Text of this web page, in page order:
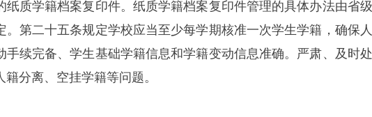
纸质学籍档案复印件。纸质学籍档案复印件管理的具体办法由省
。第二十五条规定学校应当至少每学期核准一次学生学籍，确保
手续完备、学生基础学籍信息和学籍变动信息准确。严肃、及时
分离、空挂学籍等问题。